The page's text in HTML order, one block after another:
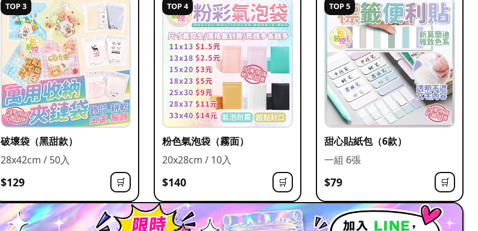
TOP 3
破壞袋（黑甜款）
28x42cm / 50入
$129 🛒
TOP 4
粉色氣泡袋（霧面）
20x28cm / 10入
$140 🛒
TOP 5
甜心貼紙包（6款）
一組 6張
$79 🛒